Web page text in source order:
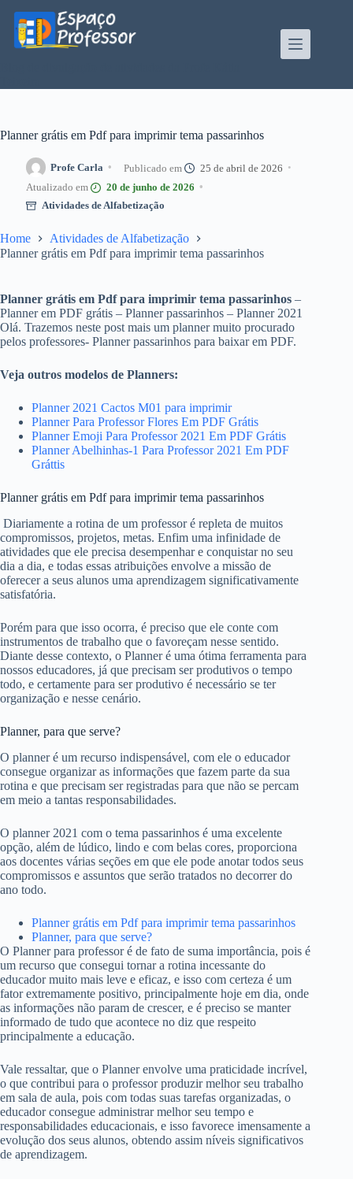
para
conteúdo
Planner grátis em Pdf para imprimir tema passarinhos
Profe Carla
25 de abril de 2026
20 de junho de 2026
Atividades de Alfabetização
Home
Atividades de Alfabetização
Planner grátis em Pdf para imprimir tema passarinhos
Planner grátis em Pdf para imprimir tema passarinhos –
Planner em PDF grátis – Planner passarinhos – Planner 2021
Olá. Trazemos neste post mais um planner muito procurado
pelos professores- Planner passarinhos para baixar em PDF.
Veja outros modelos de Planners:
Planner 2021 Cactos M01 para imprimir
Planner Para Professor Flores Em PDF Grátis
Planner Emoji Para Professor 2021 Em PDF Grátis
Planner Abelhinhas-1 Para Professor 2021 Em PDF
Gráttis
Planner grátis em Pdf para imprimir tema passarinhos
Diariamente a rotina de um professor é repleta de muitos
compromissos, projetos, metas. Enfim uma infinidade de
atividades que ele precisa desempenhar e conquistar no seu
dia a dia, e todas essas atribuições envolve a missão de
oferecer a seus alunos uma aprendizagem significativamente
satisfatória.
Porém para que isso ocorra, é preciso que ele conte com
instrumentos de trabalho que o favoreçam nesse sentido.
Diante desse contexto, o Planner é uma ótima ferramenta para
nossos educadores, já que precisam ser produtivos o tempo
todo, e certamente para ser produtivo é necessário se ter
organização e nesse cenário.
Planner, para que serve?
O planner é um recurso indispensável, com ele o educador
consegue organizar as informações que fazem parte da sua
rotina e que precisam ser registradas para que não se percam
em meio a tantas responsabilidades.
O planner 2021 com o tema passarinhos é uma excelente
opção, além de lúdico, lindo e com belas cores, proporciona
aos docentes várias seções em que ele pode anotar todos seus
compromissos e assuntos que serão tratados no decorrer do
ano todo.
Planner grátis em Pdf para imprimir tema passarinhos
Planner, para que serve?
O Planner para professor é de fato de suma importância, pois é
um recurso que consegui tornar a rotina incessante do
educador muito mais leve e eficaz, e isso com certeza é um
fator extremamente positivo, principalmente hoje em dia, onde
as informações não param de crescer, e é preciso se manter
informado de tudo que acontece no diz que respeito
principalmente a educação.
Vale ressaltar, que o Planner envolve uma praticidade incrível,
o que contribui para o professor produzir melhor seu trabalho
em sala de aula, pois com todas suas tarefas organizadas, o
educador consegue administrar melhor seu tempo e
responsabilidades educacionais, e isso favorece imensamente a
evolução dos seus alunos, obtendo assim níveis significativos
de aprendizagem.